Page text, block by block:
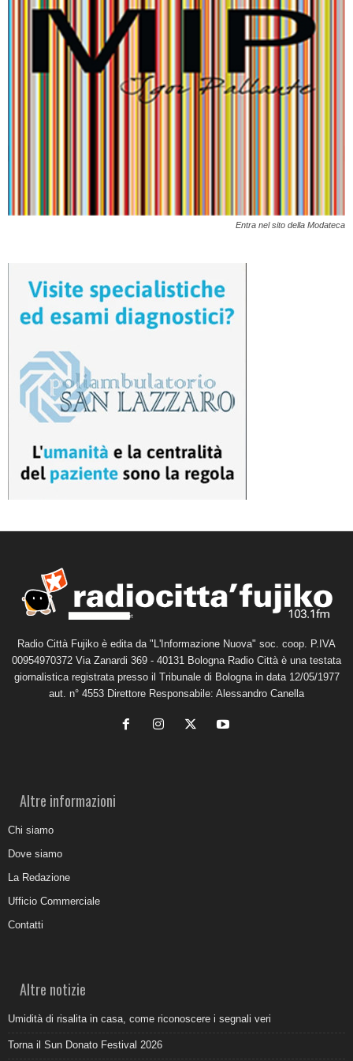
Entra nel sito della Modateca
Radio Città Fujiko è edita da "L'Informazione Nuova" soc. coop. P.IVA
00954970372 Via Zanardi 369 - 40131 Bologna Radio Città è una testata
giornalistica registrata presso il Tribunale di Bologna in data 12/05/1977
aut. n° 4553 Direttore Responsabile: Alessandro Canella
Altre informazioni
Chi siamo
Dove siamo
La Redazione
Ufficio Commerciale
Contatti
Altre notizie
Umidità di risalita in casa, come riconoscere i segnali veri
Torna il Sun Donato Festival 2026